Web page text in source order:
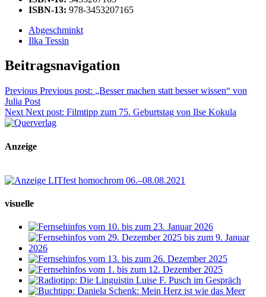
ISBN-13: 978-3453207165
Abgeschminkt
Ilka Tessin
Beitragsnavigation
Previous Previous post: „Besser machen statt besser wissen“ von
Julia Post
Next Next post: Filmtipp zum 75. Geburtstag von Ilse Kokula
Anzeige
visuelle